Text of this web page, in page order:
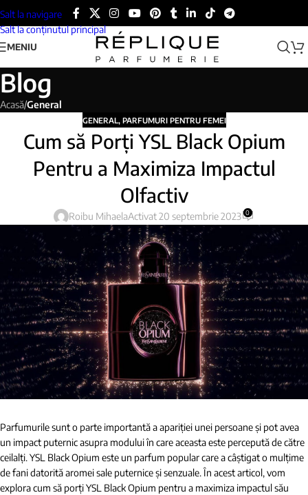
Salt la navigare
Salt la conținutul principal
MENIU
Blog
Acasă/General
GENERAL, PARFUMURI PENTRU FEMEI
Cum să Porți YSL Black Opium
Pentru a Maximiza Impactul
Olfactiv
Roibu MihaelaActivat 20 septembrie 2023 0
Parfumurile sunt o parte importantă a apariției unei persoane și pot avea
un impact puternic asupra modului în care aceasta este percepută de către
ceilalți. YSL Black Opium este un parfum popular care a câștigat o mulțime
de fani datorită aromei sale puternice și senzuale. În acest articol, vom
explora cum să porți YSL Black Opium pentru a maximiza impactul său